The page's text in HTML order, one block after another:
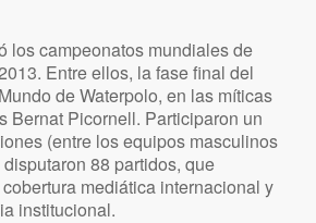
los campeonatos mundiales de
Entre ellos, la fase final del
de Waterpolo, en las míticas
Bernat Picornell. Participaron un
(entre los equipos masculinos
88 partidos, que
mediática internacional y
institucional.